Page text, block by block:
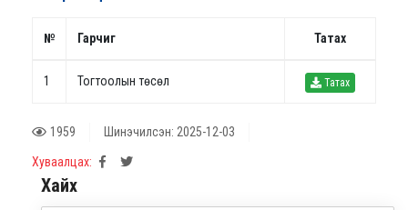
№ Гарчиг Татах
1 Тогтоолын төсөл Татах
1959 Шинэчилсэн: 2025-12-03
Хуваалцах:
Хайх